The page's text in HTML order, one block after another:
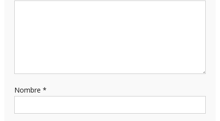
Nombre *